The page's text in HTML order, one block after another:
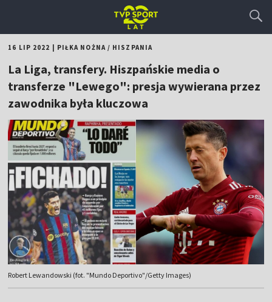
16 LIP 2022 PIŁKA NOŻNA/ HISZPANIA
La Liga, transfery. Hiszpańskie media o
transferze "Lewego": presja wywierana przez
zawodnika była kluczowa
Robert Lewandowski (fot. "Mundo Deportivo"/Getty Images)